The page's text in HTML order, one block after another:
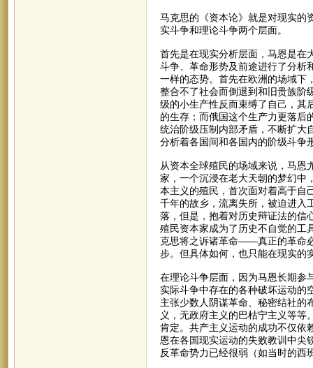
马克思的《资本论》就是对现实的
实斗争和理论斗争两个层面。
首先是在现实分析层面，马恩是在
斗争、革命形势及前途进行了分析
一样的态势。首先在欧洲的场域下
整合不了社会而倒退到和旧贵族阶
级的小生产性反而束缚了自己，其
的生存；而俄国这个生产力更落后
统治阶级压制内部矛盾，不断扩大
分析着各国间和各国内的阶级斗争
从资本全球殖民的场域来说，马恩
家，一个沉浸在老大天朝的梦幻中
本主义的殖民，首次面对着高于自
千年的故乡，流离失所，被迫进入
落，但是，抱着对历史辩证法的信
殖民资本家成为了历史不自觉的工
克思将之诉诸革命——真正的革命
步。但具体如何，也只能在现实的
在理论斗争层面，因为马恩长期参
实际斗争中存在的各种破坏运动的
主张少数人阴谋革命、秘密结社的
义，无政府主义的巴枯宁主义等
肯定。共产主义运动的成功不仅依
恩在各国现实运动的失败教训中尖
反革命势力已经很弱（如当时的西